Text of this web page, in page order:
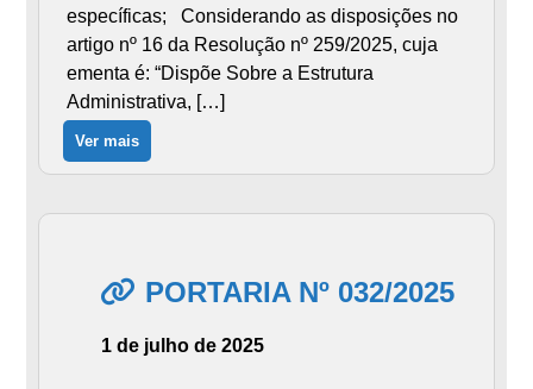
específicas; Considerando as disposições no
artigo nº 16 da Resolução nº 259/2025, cuja
ementa é: “Dispõe Sobre a Estrutura
Administrativa, […]
Ver mais
PORTARIA Nº 032/2025
1 de julho de 2025